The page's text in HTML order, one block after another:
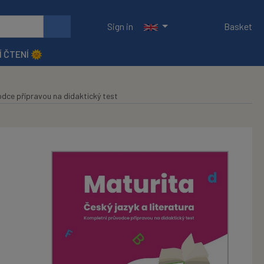
Sign in Basket
ČTENÍ 🌞
přípravou na didaktický test